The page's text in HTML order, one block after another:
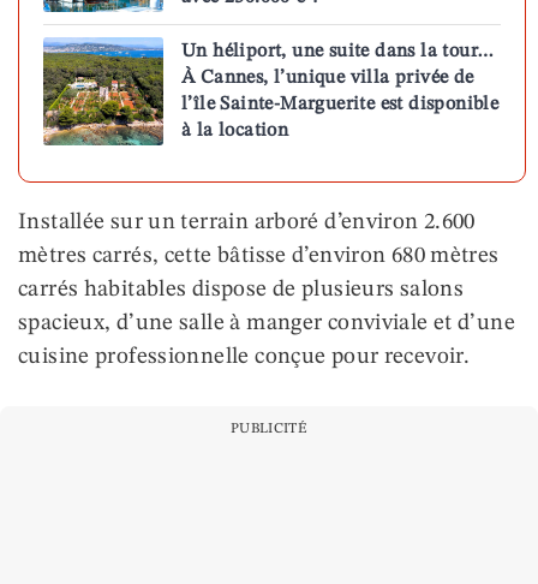
Un héliport, une suite dans la tour…
À Cannes, l’unique villa privée de
l’île Sainte-Marguerite est disponible
à la location
Installée sur un terrain arboré d’environ 2.600
mètres carrés, cette bâtisse d’environ 680 mètres
carrés habitables dispose de plusieurs salons
spacieux, d’une salle à manger conviviale et d’une
cuisine professionnelle conçue pour recevoir.
PUBLICITÉ